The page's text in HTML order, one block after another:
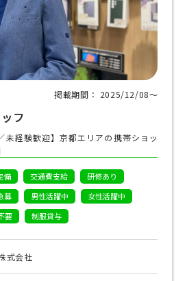
掲載期間： 2025/12/08〜
フ
未経験歓迎】京都エリアの携帯ショッ
備 交通費支給
研修あり
募 男性活躍中
女性活躍中
要 制服貸与
式会社